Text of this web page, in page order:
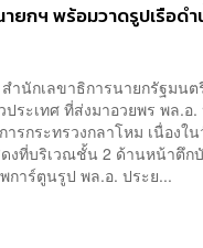
กฯ พร้อมวาดรูปเรือดำ
ำนักเลขาธิการนายกรัฐมนต
ประเทศ ที่ส่งมาอวยพร พล.
รกระทรวงกลาโหม เนื่องใ
งที่บริเวณชั้น 2 ด้านหน้าตึ
าร์ตูนรูป พล.อ. ประย...